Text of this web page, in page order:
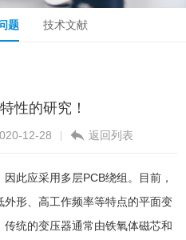
题 技术文献
性的研究！
12-28 | 返回列表
此应采用多层PCB绕组。目前，
形、高工作频率等特点的平面变
统的变压器通常由铁氧体磁芯和